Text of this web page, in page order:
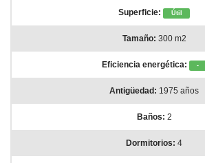
Superficie: Útil
Tamaño: 300 m2
Eficiencia energética: -
Antigüedad: 1975 años
Baños: 2
Dormitorios: 4